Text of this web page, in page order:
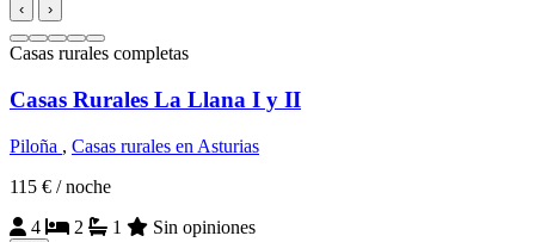
‹ ›
Casas rurales completas
Casas Rurales La Llana I y II
Piloña , Casas rurales en Asturias
115 € / noche
4
2 1 Sin opiniones